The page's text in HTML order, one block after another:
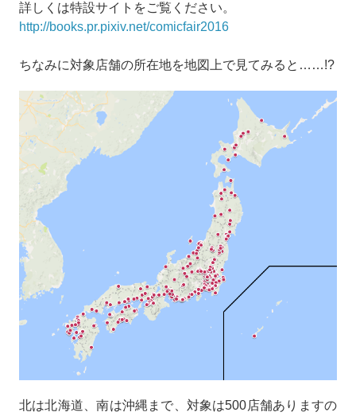
詳しくは特設サイトをご覧ください。
http://books.pr.pixiv.net/comicfair2016
ちなみに対象店舗の所在地を地図上で見てみると……!?
北は北海道、南は沖縄まで、対象は500店舗ありますの